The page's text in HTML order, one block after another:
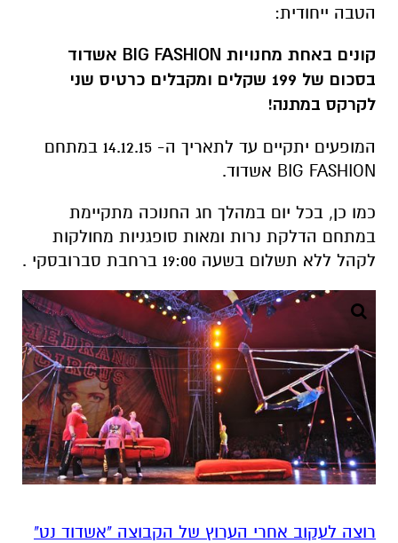
הטבה ייחודית:
קונים באחת מחנויות BIG FASHION אשדוד
בסכום של 199 שקלים ומקבלים כרטיס שני
לקרקס במתנה!
המופעים יתקיים עד לתאריך ה- 14.12.15 במתחם
BIG FASHION אשדוד.
כמו כן, בכל יום במהלך חג החנוכה מתקיימת
במתחם הדלקת נרות ומאות סופגניות מחולקות
לקהל ללא תשלום בשעה 19:00 ברחבת סברובסקי .
רוצה לעקוב אחרי הערוץ של הקבוצה "אשדוד נט"